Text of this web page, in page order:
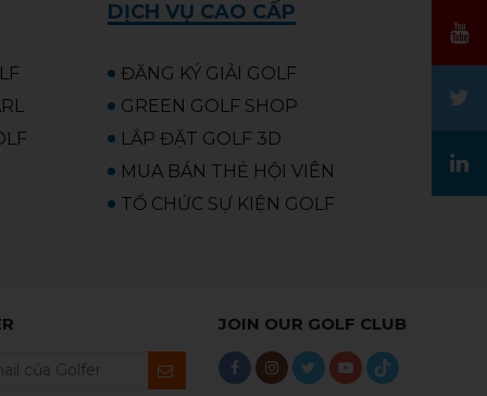
DỊCH VỤ CAO CẤP
ĐĂNG KÝ GIẢI GOLF
GREEN GOLF SHOP
LẮP ĐẶT GOLF 3D
MUA BÁN THẺ HỘI VIÊN
TỔ CHỨC SỰ KIỆN GOLF
JOIN OUR GOLF CLUB